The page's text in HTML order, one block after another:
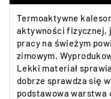
Termoaktywne
aktywności fizycznej,
pracy na świeżym
zimowym.
Lekki materiał
dobrze sprawdza się
podstawowa warstwa